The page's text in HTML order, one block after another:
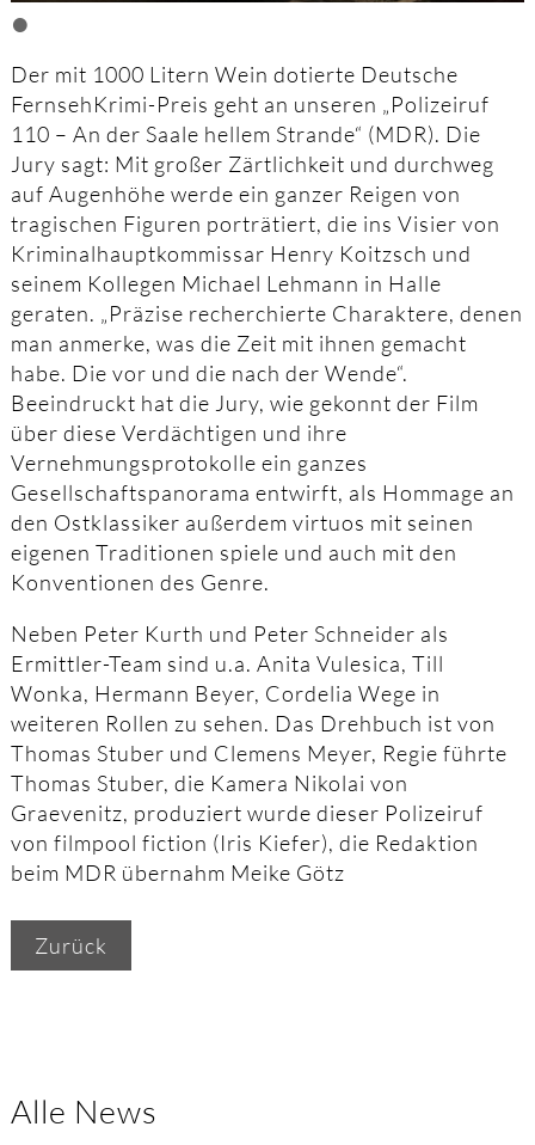
•
Der mit 1000 Litern Wein dotierte Deutsche
FernsehKrimi-Preis geht an unseren „Polizeiruf
110 – An der Saale hellem Strande“ (MDR). Die
Jury sagt: Mit großer Zärtlichkeit und durchweg
auf Augenhöhe werde ein ganzer Reigen von
tragischen Figuren porträtiert, die ins Visier von
Kriminalhauptkommissar Henry Koitzsch und
seinem Kollegen Michael Lehmann in Halle
geraten. „Präzise recherchierte Charaktere, denen
man anmerke, was die Zeit mit ihnen gemacht
habe. Die vor und die nach der Wende“.
Beeindruckt hat die Jury, wie gekonnt der Film
über diese Verdächtigen und ihre
Vernehmungsprotokolle ein ganzes
Gesellschaftspanorama entwirft, als Hommage an
den Ostklassiker außerdem virtuos mit seinen
eigenen Traditionen spiele und auch mit den
Konventionen des Genre.
Neben Peter Kurth und Peter Schneider als
Ermittler-Team sind u.a. Anita Vulesica, Till
Wonka, Hermann Beyer, Cordelia Wege in
weiteren Rollen zu sehen. Das Drehbuch ist von
Thomas Stuber und Clemens Meyer, Regie führte
Thomas Stuber, die Kamera Nikolai von
Graevenitz, produziert wurde dieser Polizeiruf
von filmpool fiction (Iris Kiefer), die Redaktion
beim MDR übernahm Meike Götz
Zurück
Alle News